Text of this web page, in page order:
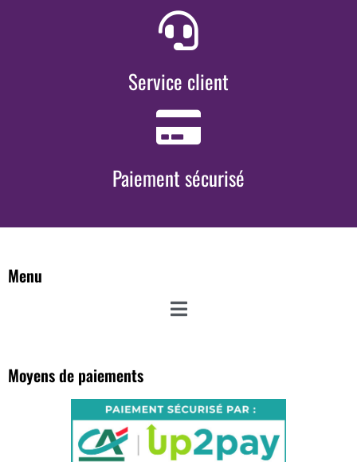
Service client
Paiement sécurisé
Menu
Moyens de paiements